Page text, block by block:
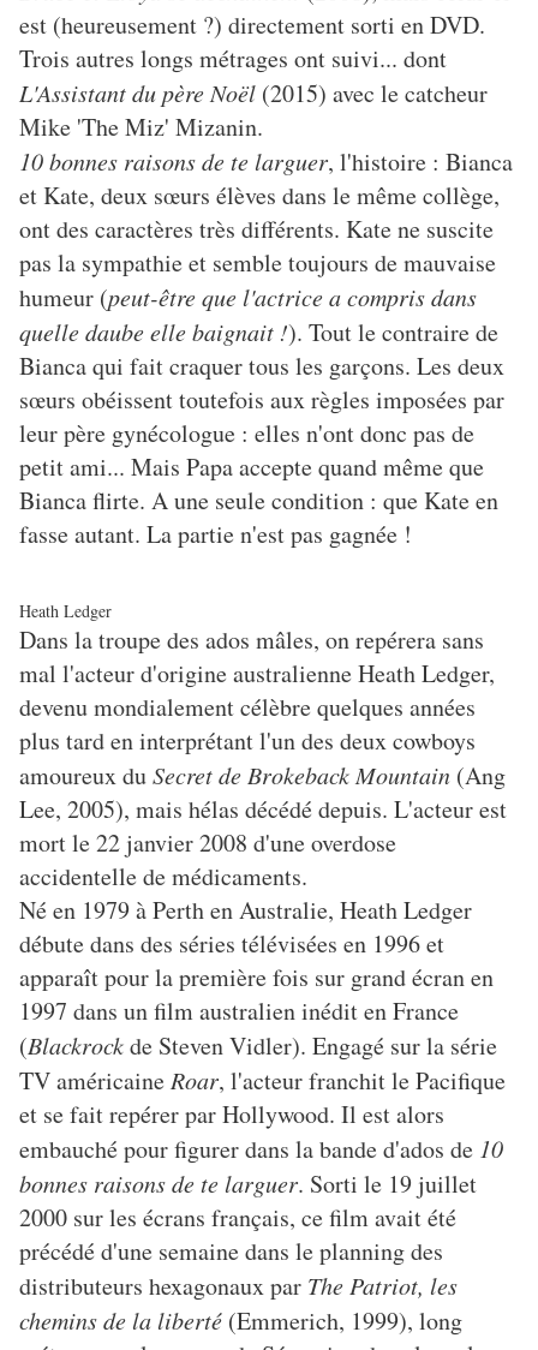
est (heureusement ?) directement sorti en DVD.
Trois autres longs métrages ont suivi... dont
L'Assistant du père Noël (2015) avec le catcheur
Mike 'The Miz' Mizanin.
10 bonnes raisons de te larguer, l'histoire : Bianca
et Kate, deux sœurs élèves dans le même collège,
ont des caractères très différents. Kate ne suscite
pas la sympathie et semble toujours de mauvaise
humeur (peut-être que l'actrice a compris dans
quelle daube elle baignait !). Tout le contraire de
Bianca qui fait craquer tous les garçons. Les deux
sœurs obéissent toutefois aux règles imposées par
leur père gynécologue : elles n'ont donc pas de
petit ami... Mais Papa accepte quand même que
Bianca flirte. A une seule condition : que Kate en
fasse autant. La partie n'est pas gagnée !
Heath Ledger
Dans la troupe des ados mâles, on repérera sans
mal l'acteur d'origine australienne Heath Ledger,
devenu mondialement célèbre quelques années
plus tard en interprétant l'un des deux cowboys
amoureux duSecret de Brokeback Mountain (Ang
Lee, 2005), mais hélas décédé depuis. L'acteur est
mort le 22 janvier 2008 d'une overdose
accidentelle de médicaments.
Né en 1979 à Perth en Australie, Heath Ledger
débute dans des séries télévisées en 1996 et
apparaît pour la première fois sur grand écran en
1997 dans un film australien inédit en France
(Blackrockde Steven Vidler). Engagé sur la série
TV américaine Roar, l'acteur franchit le Pacifique
et se fait repérer par Hollywood. Il est alors
embauché pour figurer dans la bande d'ados de 10
bonnes raisons de te larguer. Sorti le 19 juillet
2000 sur les écrans français, ce film avait été
précédé d'une semaine dans le planning des
distributeurs hexagonaux par The Patriot, les
chemins de la liberté (Emmerich, 1999), long